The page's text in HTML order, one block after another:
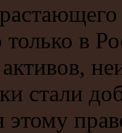
только в
стали
этому